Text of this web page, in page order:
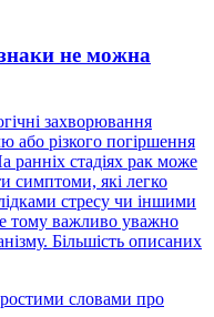
не можна
захворювання
або різкого погіршення
ранніх стадіях рак може
симптоми, які легко
стресу чи іншими
тому важливо уважно
Більшість описаних